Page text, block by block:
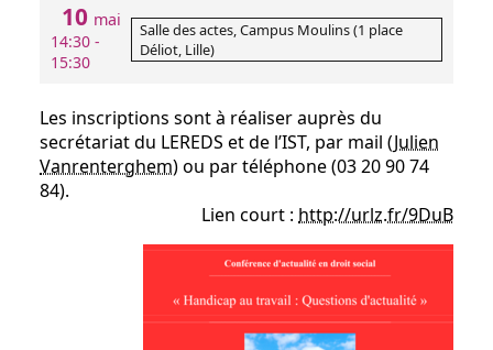
10 mai
14:30 -
15:30
Salle des actes, Campus Moulins (1 place
Déliot, Lille)
Les inscriptions sont à réaliser auprès du
secrétariat du LEREDS et de l’IST, par mail (Julien
Vanrenterghem) ou par téléphone (03 20 90 74
84).
Lien court : http://urlz.fr/9DuB